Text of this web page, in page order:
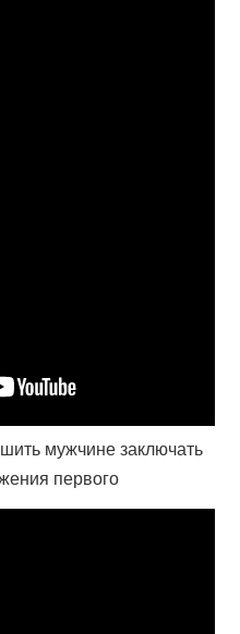
мужчине заключать
первого